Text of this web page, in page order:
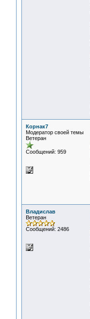
Корнак7
Модератор своей темы
Ветеран
Сообщений: 959
Владислав
Ветеран
Сообщений: 2486